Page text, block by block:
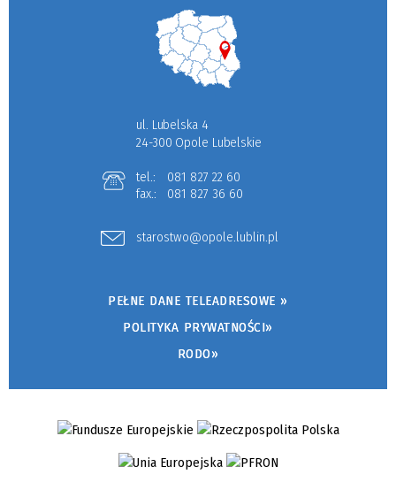
ul. Lubelska 4
24-300 Opole Lubelskie
tel.:
081 827 22 60
fax.:
081 827 36 60
starostwo@opole.lublin.pl
PEŁNE DANE TELEADRESOWE »
POLITYKA PRYWATNOŚCI»
RODO»